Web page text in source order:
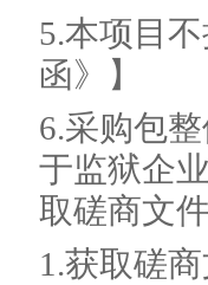
5.本项目
函》】
6.采购包
于监狱企
取磋商文
1 .获取磋商